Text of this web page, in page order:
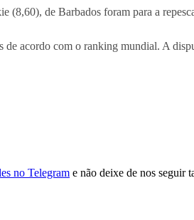
(8,60), de Barbados foram para a
de acordo com o ranking mundial. A
no Telegram e não deixe de nos seguir